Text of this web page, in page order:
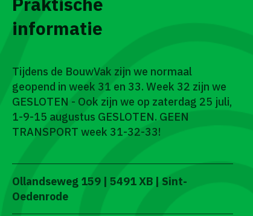
informatie
Tijdens de BouwVak zijn we normaal
geopend in week 31 en 33. Week 32 zijn we
GESLOTEN - Ook zijn we op zaterdag 25 juli,
1-9-15 augustus GESLOTEN. GEEN
TRANSPORT week 31-32-33!
Ollandseweg 159 | 5491 XB | Sint-
Oedenrode